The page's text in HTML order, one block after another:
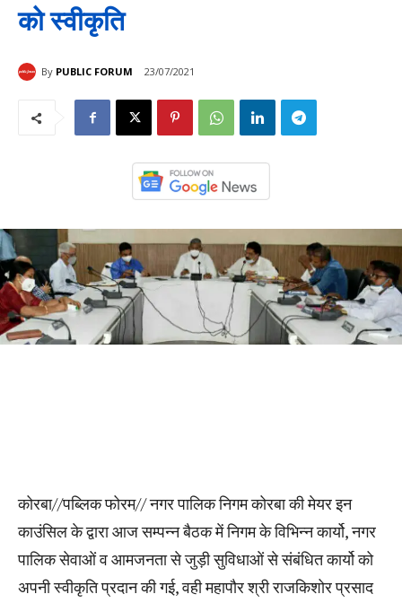
को स्वीकृति
By PUBLIC FORUM 23/07/2021
कोरबा//पब्लिक फोरम// नगर पालिक निगम कोरबा की मेयर इन
काउंसिल के द्वारा आज सम्पन्न बैठक में निगम के विभिन्न कार्यो, नगर
पालिक सेवाओं व आमजनता से जुड़ी सुविधाओं से संबंधित कार्यो को
अपनी स्वीकृति प्रदान की गई, वही महापौर श्री राजकिशोर प्रसाद